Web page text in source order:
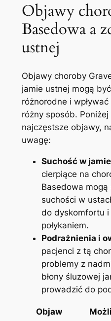
Objawy
Basedowa a
ustnej
Objawy⁢ choroby
jamie ustnej mogą
różnorodne ⁣i‌
różny sposób.
najczęstsze objawy,
uwagę:
Suchość ⁤w
⁤cierpiące⁢ na
Basedowa
suchości ⁤w⁤
do dyskomfortu⁣
połykaniem.
Podrażnienia i
pacjenci z tą
‌problemy z
błony śluzowej
prowadzić do
Objaw